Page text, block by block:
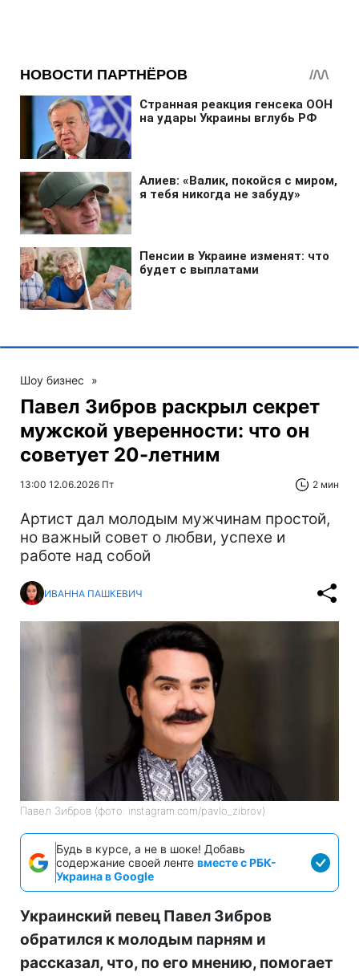
Шоу бизнес »
Павел Зибров раскрыл секрет
мужской уверенности: что он
советует 20-летним
13:00 12.06.2026 Пт 2 мин
Артист дал молодым мужчинам простой,
но важный совет о любви, успехе и
работе над собой
ИВАННА ПАШКЕВИЧ
Павел Зибров (фото: instagram.com/pavlo_zibrov)
Будь в курсе, а не в шоке! Добавь
содержание своей ленте вместе с РБК-
Украина в Google
Украинский певец Павел Зибров
обратился к молодым парням и
рассказал, что, по его мнению, помогает